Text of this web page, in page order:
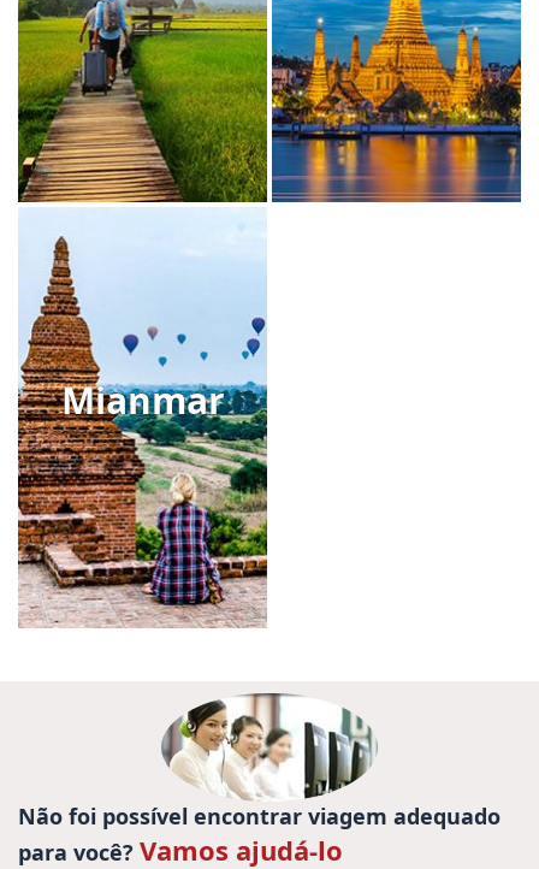
Mianmar
Não foi possível encontrar viagem adequado
para você? Vamos ajudá-lo